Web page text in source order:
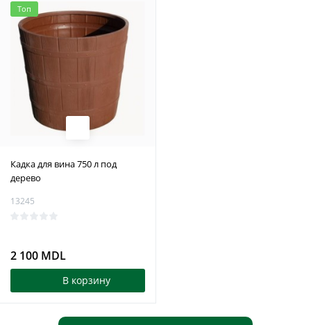
Топ
Кадка для вина 750 л под
дерево
13245
2 100 MDL
В корзину